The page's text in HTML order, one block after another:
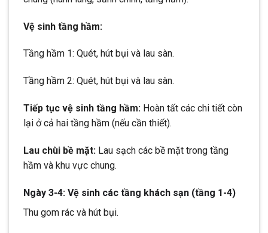
Vệ sinh tầng hầm:
Tầng hầm 1: Quét, hút bụi và lau sàn.
Tầng hầm 2: Quét, hút bụi và lau sàn.
Tiếp tục vệ sinh tầng hầm: Hoàn tất các chi tiết còn
lại ở cả hai tầng hầm (nếu cần thiết).
Lau chùi bề mặt: Lau sạch các bề mặt trong tầng
hầm và khu vực chung.
Ngày 3-4: Vệ sinh các tầng khách sạn (tầng 1-4)
Thu gom rác và hút bụi.